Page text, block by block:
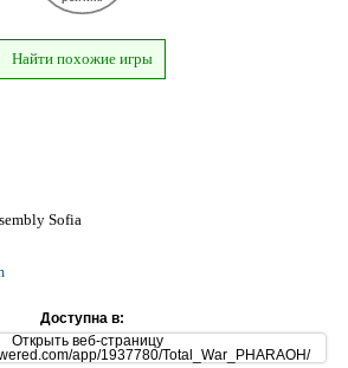
Найти похожие игры
Sofia
Доступна в: